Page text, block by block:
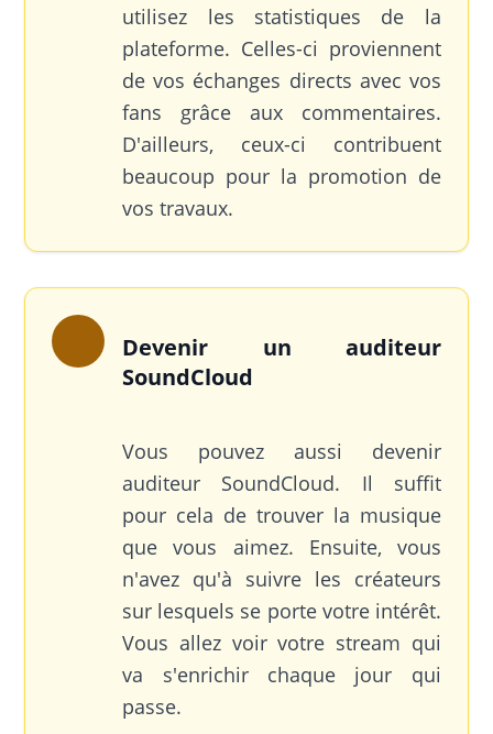
utilisez les statistiques de la
plateforme. Celles-ci proviennent
de vos échanges directs avec vos
fans grâce aux commentaires.
D'ailleurs, ceux-ci contribuent
beaucoup pour la promotion de
vos travaux.
Devenir un auditeur
SoundCloud
Vous pouvez aussi devenir
auditeur SoundCloud. Il suffit
pour cela de trouver la musique
que vous aimez. Ensuite, vous
n'avez qu'à suivre les créateurs
sur lesquels se porte votre intérêt.
Vous allez voir votre stream qui
va s'enrichir chaque jour qui
passe.